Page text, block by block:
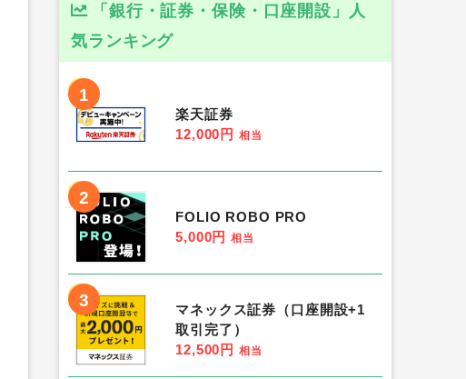
「銀行・証券・保険・口座開設」人
気ランキング
1
楽天証券
12,000円 相当
2
FOLIO ROBO PRO
5,000円 相当
3
マネックス証券（口座開設+1
取引完了）
12,500円 相当